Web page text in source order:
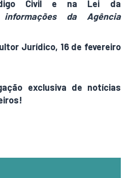
Civil e na Lei da
informações da Agência
Jurídico, 16 de fevereiro
exclusiva de notícias